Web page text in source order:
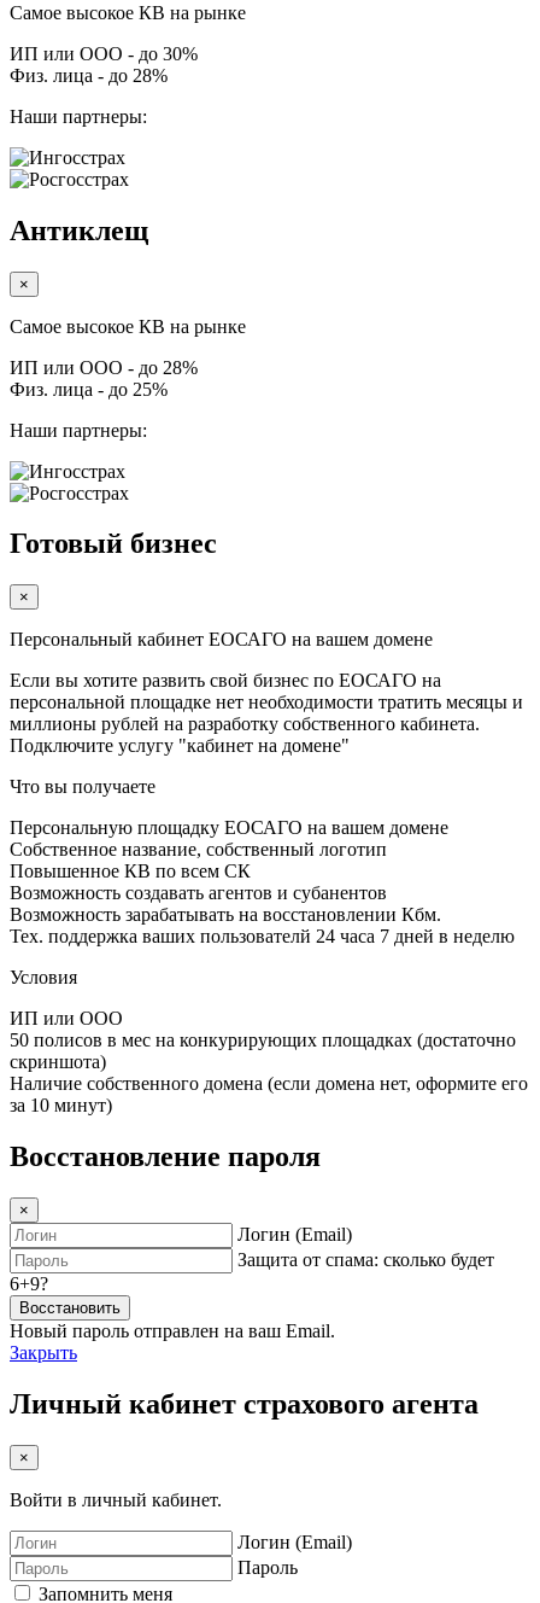
Самое высокое КВ на рынке
ИП или ООО - до 30%
Физ. лица - до 28%
Наши партнеры:
Антиклещ
×
Самое высокое КВ на рынке
ИП или ООО - до 28%
Физ. лица - до 25%
Наши партнеры:
Готовый бизнес
×
Персональный кабинет ЕОСАГО на вашем домене
Если вы хотите развить свой бизнес по ЕОСАГО на
персональной площадке нет необходимости тратить месяцы и
миллионы рублей на разработку собственного кабинета.
Подключите услугу "кабинет на домене"
Что вы получаете
Персональную площадку ЕОСАГО на вашем домене
Собственное название, собственный логотип
Повышенное КВ по всем СК
Возможность создавать агентов и субанентов
Возможность зарабатывать на восстановлении Кбм.
Тех. поддержка ваших пользователй 24 часа 7 дней в неделю
Условия
ИП или ООО
50 полисов в мес на конкурирующих площадках (достаточно
скриншота)
Наличие собственного домена (если домена нет, оформите его
за 10 минут)
Восстановление пароля
×
Логин (Email)
Защита от спама: сколько будет
6+9?
Восстановить
Новый пароль отправлен на ваш Email.
Закрыть
Личный кабинет страхового агента
×
Войти в личный кабинет.
Логин (Email)
Пароль
Запомнить меня